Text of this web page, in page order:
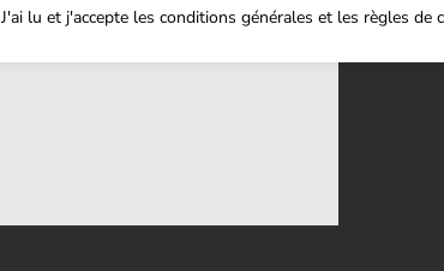
J'ai lu et j'accepte les conditions générales et les règles de